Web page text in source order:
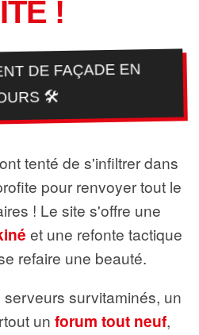
!
DE FAÇADE EN
🛠️
tenté de s'infiltrer dans
pour renvoyer tout le
! Le site s'offre une
et une refonte tactique
refaire une beauté.
survitaminés, un
un forum tout neuf,